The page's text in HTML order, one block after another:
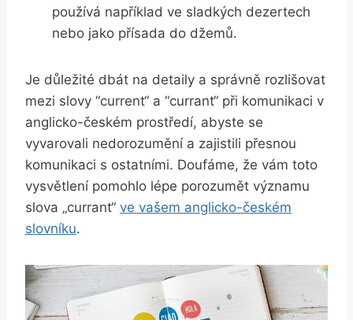
používá například ‍ve sladkých dezertech⁣
nebo jako přísada do ⁤džemů.
Je⁢ důležité dbát na ​detaily a‍ správně rozlišovat
mezi ‍slovy ⁣“current“ ‍a ⁣“currant“ při komunikaci v
anglicko-českém prostředí, abyste se‍
vyvarovali nedorozumění a zajistili přesnou ​
komunikaci s‌ ostatními. Doufáme, že ⁣vám toto
‌vysvětlení pomohlo lépe ‌porozumět významu
slova „currant“ ve vašem anglicko-českém
slovníku.